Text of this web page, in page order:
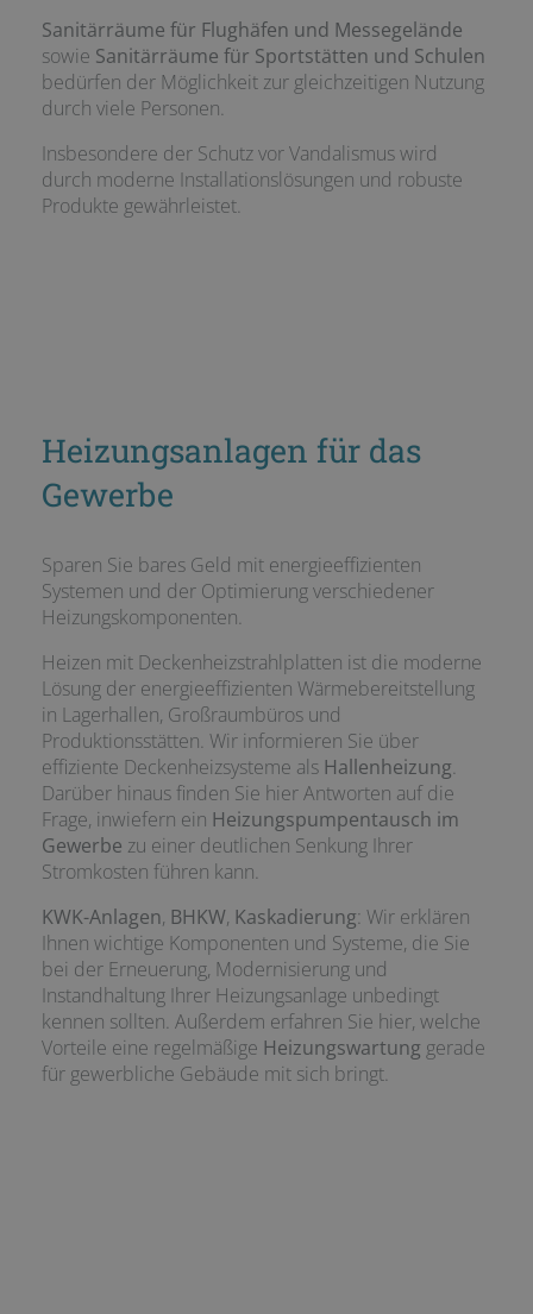
Sanitärräume für Flughäfen und Messegelände
sowie Sanitärräume für Sportstätten und Schulen
bedürfen der Möglichkeit zur gleichzeitigen Nutzung
durch viele Personen.
Insbesondere der Schutz vor Vandalismus wird
durch moderne Installationslösungen und robuste
Produkte gewährleistet.
Heizungsanlagen für das
Gewerbe
Sparen Sie bares Geld mit energieeffizienten
Systemen und der Optimierung verschiedener
Heizungs­komponenten.
Heizen mit Deckenheizstrahlplatten ist die moderne
Lösung der energieeffizienten Wärmebereitstellung
in Lagerhallen, Großraumbüros und
Produktionsstätten. Wir informieren Sie über
effiziente Deckenheizsysteme als Hallenheizung.
Darüber hinaus finden Sie hier Antworten auf die
Frage, inwiefern ein Heizungspumpentausch im
Gewerbe zu einer deutlichen Senkung Ihrer
Stromkosten führen kann.
KWK-Anlagen, BHKW, Kaskadierung: Wir erklären
Ihnen wichtige Komponenten und Systeme, die Sie
bei der Erneuerung, Modernisierung und
Instandhaltung Ihrer Heizungsanlage unbedingt
kennen sollten. Außerdem erfahren Sie hier, welche
Vorteile eine regelmäßige Heizungswartung gerade
für gewerbliche Gebäude mit sich bringt.